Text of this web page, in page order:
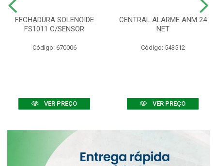
FECHADURA SOLENOIDE
FS1011 C/SENSOR
Código: 670006
VER PREÇO
CENTRAL ALARME ANM 24
NET
Código: 543512
VER PREÇO